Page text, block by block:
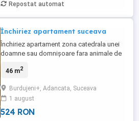
Repostat automat
Închiriez apartament suceava
Închiriez apartament zona catedrala unei
doamne sau domnișoare fara animale de
la telefon
46 m2
Burdujeni+, Adancata, Suceava
1 august
524 RON